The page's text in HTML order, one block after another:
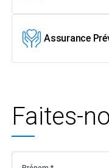
Assurance
Faites-